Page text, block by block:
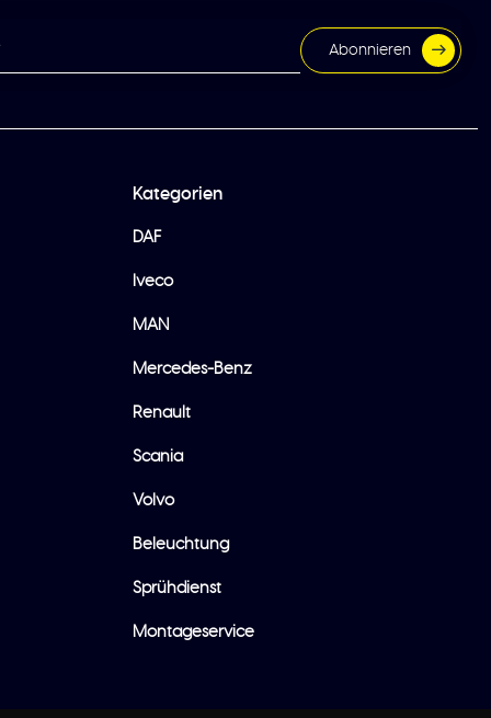
Abonnieren
Kategorien
DAF
Iveco
MAN
Mercedes-Benz
Renault
Scania
Volvo
Beleuchtung
Sprühdienst
Montageservice